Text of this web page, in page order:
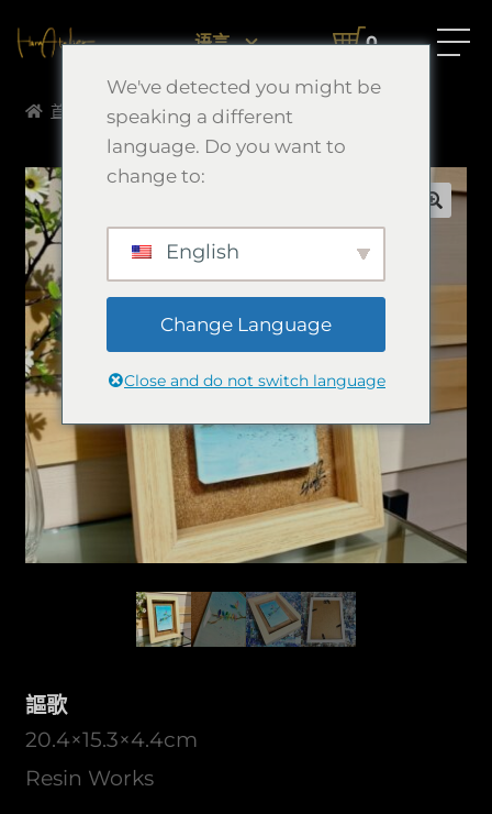
语言 0
首页 Resin Works 謳歌
謳歌
20.4×15.3×4.4cm
Resin Works
We've detected you might be
speaking a different
language. Do you want to
change to:
English
Change Language
Close and do not switch language